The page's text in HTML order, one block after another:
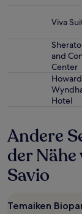
zusätzliche
Bedingungen
Viva
and
Center
Hotel
Andere
der
Savio
Temaiken